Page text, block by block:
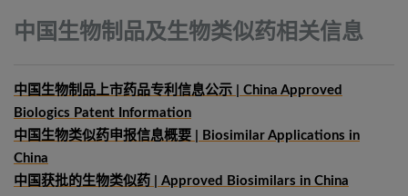
中国生物制品及生物类似药相关信息
中国生物制品上市药品专利信息公示 | China Approved
Biologics Patent Information
中国生物类似药申报信息概要 | Biosimilar Applications in
China
中国获批的生物类似药 | Approved Biosimilars in China